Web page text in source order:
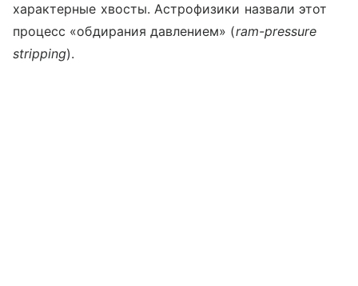
характерные хвосты. Астрофизики назвали этот
процесс «обдирания давлением» (ram-pressure
stripping).